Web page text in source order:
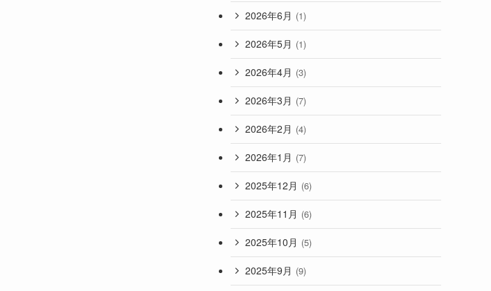
2026年6月 (1)
2026年5月 (1)
2026年4月 (3)
2026年3月 (7)
2026年2月 (4)
2026年1月 (7)
2025年12月 (6)
2025年11月 (6)
2025年10月 (5)
2025年9月 (9)